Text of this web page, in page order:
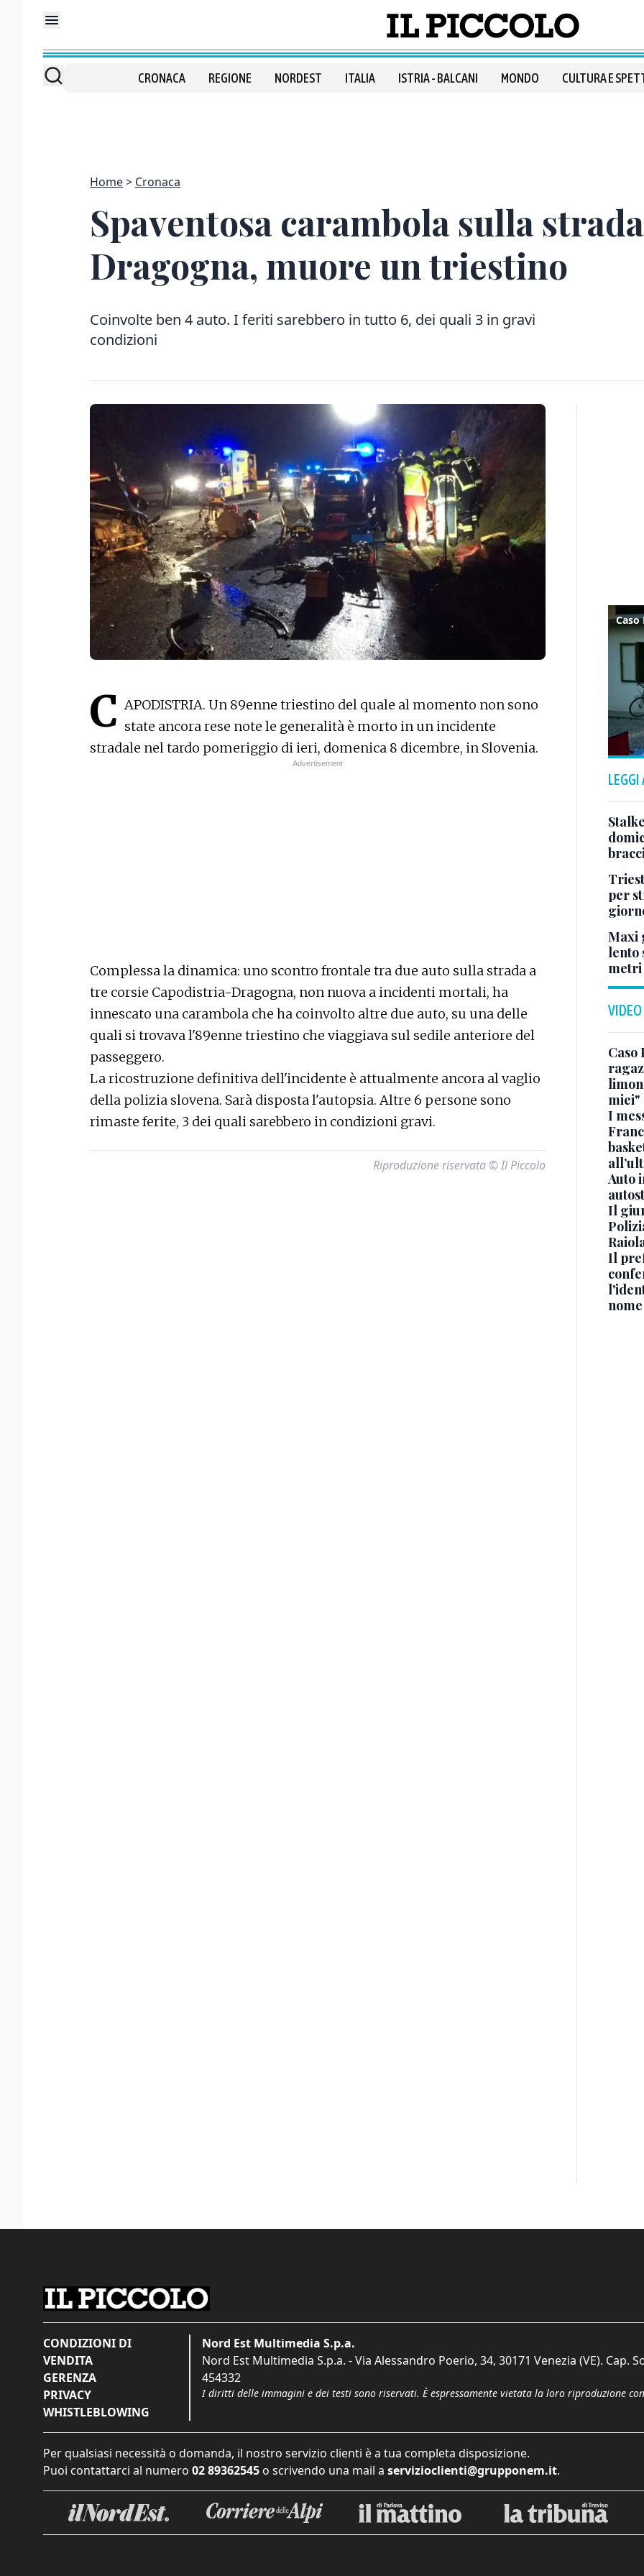
CRONACA REGIONE NORDEST ITALIA ISTRIA - BALCANI MONDO CULTURA E
Home Cronaca
Spaventosa carambola sulla
Dragogna, muore un triestino
Coinvolte ben 4 auto. I feriti sarebbero in tutto 6, dei quali 3 in gravi
condizioni
C APODISTRIA. Un 89enne triestino del quale al momento non sono
state ancora rese note le generalità è morto in un incidente
stradale nel tardo pomeriggio di ieri, domenica 8 dicembre, in Slovenia.
Complessa la dinamica: uno scontro frontale tra due auto sulla strada a
tre corsie Capodistria-Dragogna, non nuova a incidenti mortali, ha
innescato una carambola che ha coinvolto altre due auto, su una delle
quali si trovava l'89enne triestino che viaggiava sul sedile anteriore del
passeggero.
La ricostruzione definitiva dell'incidente è attualmente ancora al vaglio
della polizia slovena. Sarà disposta l'autopsia. Altre 6 persone sono
rimaste ferite, 3 dei quali sarebbero in condizioni gravi.
Riproduzione riservata © Il Piccolo
LEGGI
per
Maxi
lento
metri
VIDEO
Caso
miei"
I
Auto
Il
Il
nome
CONDIZIONI DI
VENDITA
GERENZA
PRIVACY
WHISTLEBLOWING
Nord Est Multimedia S.p.a.
Nord Est Multimedia S.p.a. - Via Alessandro Poerio, 34, 30171 Venezia (VE). Cap.
454332
I diritti delle immagini e dei testi sono riservati. È espressamente vietata la loro riproduzione
Per qualsiasi necessità o domanda, il nostro servizio clienti è a tua completa disposizione.
Puoi contattarci al numero 02 89362545 o scrivendo una mail a servizioclienti@grupponem.it.